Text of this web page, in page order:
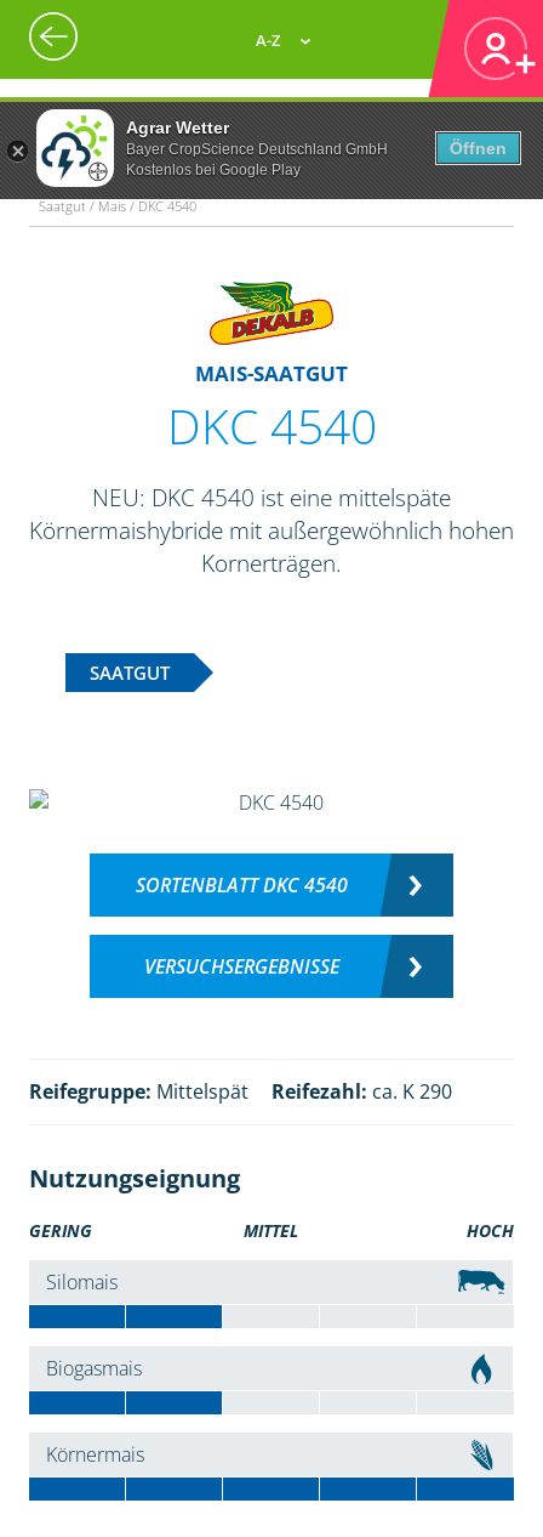
Agrar Wetter
Bayer CropScience Deutschland GmbH
Kostenlos bei Google Play
Öffnen
A-Z
Saatgut / Mais / DKC 4540
MAIS-SAATGUT
DKC 4540
NEU: DKC 4540 ist eine mittelspäte
Körnermaishybride mit außergewöhnlich hohen
Kornerträgen.
SAATGUT
SORTENBLATT DKC 4540
VERSUCHSERGEBNISSE
Reifegruppe: Mittelspät Reifezahl: ca. K 290
Nutzungseignung
GERING MITTEL HOCH
Silomais
Biogasmais
Körnermais